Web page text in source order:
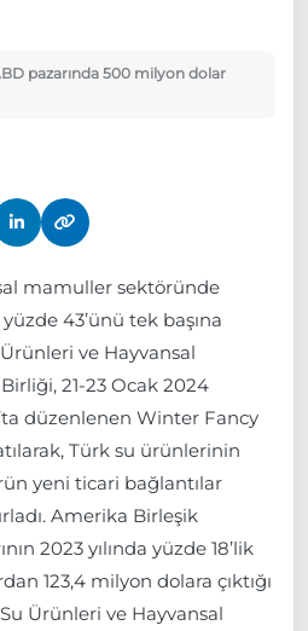
pazarında 500 milyon dolar
mamuller sektöründe
43’ünü tek başına
ve Hayvansal
21-23 Ocak 2024
düzenlenen Winter Fancy
Türk su ürünlerinin
yeni ticari bağlantılar
Amerika Birleşik
2023 yılında yüzde 18’lik
123,4 milyon dolara çıktığı
Ürünleri ve Hayvansal